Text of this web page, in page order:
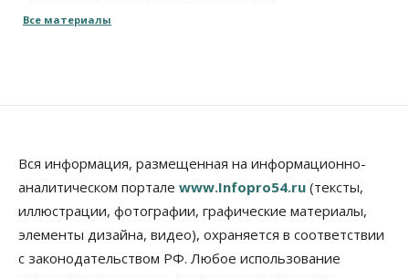
05 Августа 2026, 18:00
Власть
Губернатор поблагодарил новосибирских
строителей за вклад в развитие региона
05 Августа 2026, 16:40
Общество
Самые популярные у
Все материалы
Вся информация, размещенная на информационно-
аналитическом портале www.Infopro54.ru (тексты,
иллюстрации, фотографии, графические материалы,
элементы дизайна, видео), охраняется в соответствии
с законодательством РФ. Любое использование